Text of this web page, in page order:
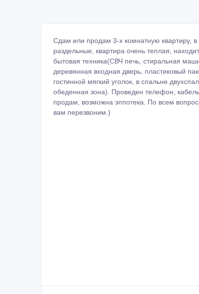
Сдам или продам 3-х комнатную квартиру,
раздельные, квартира очень теплая,
бытовая техника(СВЧ печь, стиральная
деревянная входная дверь, пластиковый
гостинной мягкий уголок, в спальне
обеденная зона). Проведен телефон,
продам, возможна эппотека. По всем
вам перезвоним.)